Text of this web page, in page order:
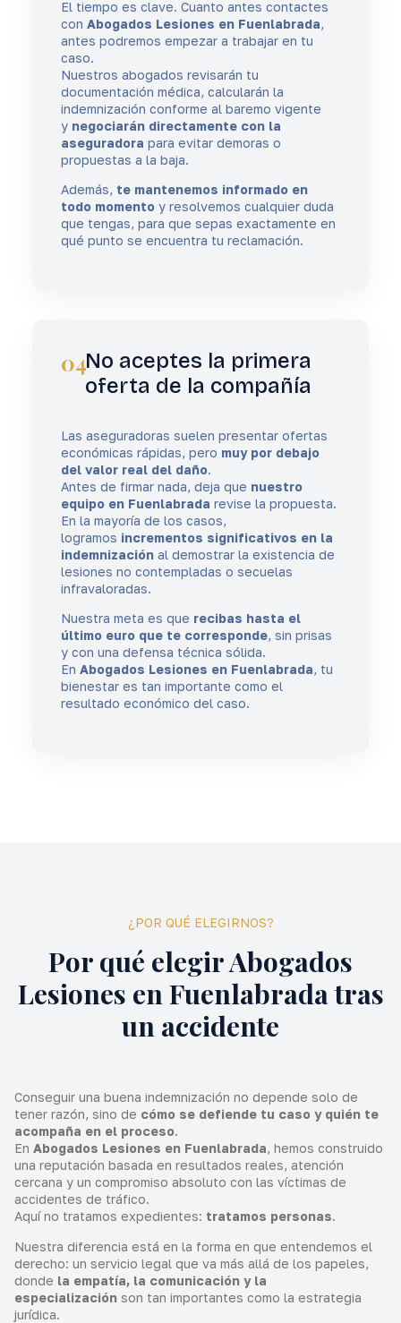
El tiempo es clave. Cuanto antes contactes
con Abogados Lesiones en Fuenlabrada,
antes podremos empezar a trabajar en tu
caso.
Nuestros abogados revisarán tu
documentación médica, calcularán la
indemnización conforme al baremo vigente
y negociarán directamente con la
aseguradora para evitar demoras o
propuestas a la baja.
Además, te mantenemos informado en
todo momento y resolvemos cualquier duda
que tengas, para que sepas exactamente en
qué punto se encuentra tu reclamación.
04No aceptes la primera
oferta de la compañía
Las aseguradoras suelen presentar ofertas
económicas rápidas, pero muy por debajo
del valor real del daño.
Antes de firmar nada, deja que nuestro
equipo en Fuenlabrada revise la propuesta.
En la mayoría de los casos,
logramos incrementos significativos en la
indemnización al demostrar la existencia de
lesiones no contempladas o secuelas
infravaloradas.
Nuestra meta es que recibas hasta el
último euro que te corresponde, sin prisas
y con una defensa técnica sólida.
En Abogados Lesiones en Fuenlabrada, tu
bienestar es tan importante como el
resultado económico del caso.
¿POR QUÉ ELEGIRNOS?
Por qué elegir Abogados
Lesiones en Fuenlabrada tras
un accidente
Conseguir una buena indemnización no depende solo de
tener razón, sino de cómo se defiende tu caso y quién te
acompaña en el proceso.
En Abogados Lesiones en Fuenlabrada, hemos construido
una reputación basada en resultados reales, atención
cercana y un compromiso absoluto con las víctimas de
accidentes de tráfico.
Aquí no tratamos expedientes: tratamos personas.
Nuestra diferencia está en la forma en que entendemos el
derecho: un servicio legal que va más allá de los papeles,
donde la empatía, la comunicación y la
especialización son tan importantes como la estrategia
jurídica.